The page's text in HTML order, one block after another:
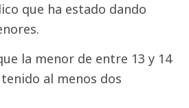
que ha estado dando
la menor de entre 13 y 14
al menos dos